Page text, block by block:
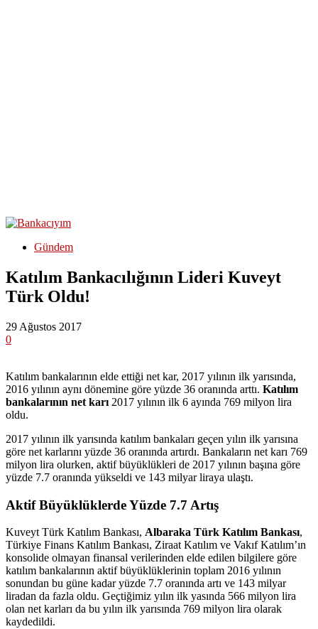
Gündem
Katılım Bankacılığının Lideri Kuveyt
Türk Oldu!
29 Ağustos 2017
0
Katılım bankalarının elde ettiği net kar, 2017 yılının ilk yarısında,
2016 yılının aynı dönemine göre yüzde 36 oranında arttı. Katılım
bankalarının net karı 2017 yılının ilk 6 ayında 769 milyon lira
oldu.
2017 yılının ilk yarısında katılım bankaları geçen yılın ilk yarısına
göre net karlarını yüzde 36 oranında artırdı. Bankaların net karı 769
milyon lira olurken, aktif büyüklükleri de 2017 yılının başına göre
yüzde 7.7 oranında yükseldi ve 143 milyar liraya ulaştı.
Aktif Büyüklüklerde Yüzde 7.7 Artış
Kuveyt Türk Katılım Bankası, Albaraka Türk Katılım Bankası,
Türkiye Finans Katılım Bankası, Ziraat Katılım ve Vakıf Katılım’ın
konsolide olmayan finansal verilerinden elde edilen bilgilere göre
katılım bankalarının aktif büyüklüklerinin toplam 2016 yılının
sonundan bu güne kadar yüzde 7.7 oranında artı ve 143 milyar
liradan da fazla oldu. Geçtiğimiz yılın ilk yasında 566 milyon lira
olan net karları da bu yılın ilk yarısında 769 milyon lira olarak
kaydedildi.